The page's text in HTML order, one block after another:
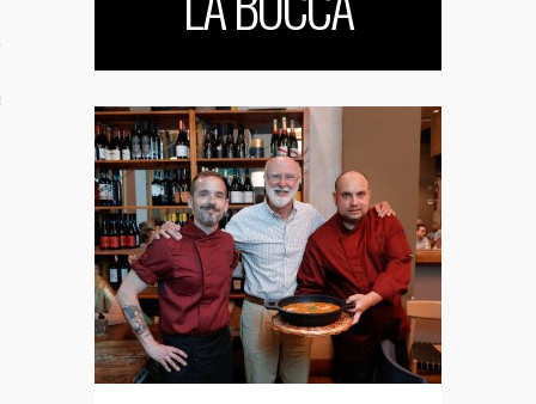
TUS NOTAS DE PRENSA